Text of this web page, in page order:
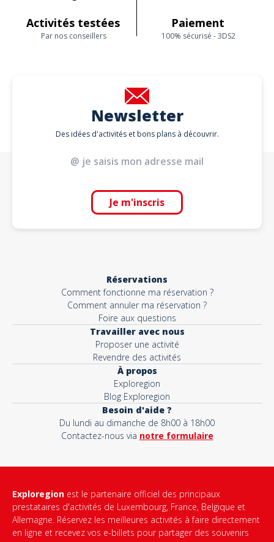
Activités testées
Par nos conseillers
Paiement
100% sécurisé - 3DS2
Newsletter
Des idées d'activités et bons plans à découvrir.
Je m'inscris
Réservations
Comment fonctionne ma réservation ?
Comment annuler ma réservation ?
Foire aux questions
Travailler avec nous
Proposer une activité
Revendre des activités
À propos
Exploregion
Blog Exploregion
Besoin d'aide ?
Du lundi au dimanche de 8h00 à 18h00
Contactez-nous via notre formulaire
Exploregion est le partenaire officiel des principaux
prestataires d'activités de Luxembourg, France, Belgique et
Allemagne. Réservez les meilleures activités à faire directement
en ligne et recevez vos e-billets pour partager des souvenirs